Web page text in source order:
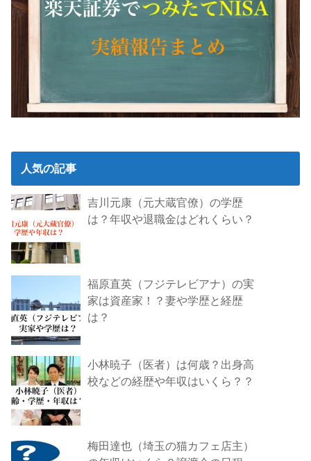
人気の記事
吉川元康（元大蔵官僚）の学歴
は？年収や退職金はどれくらい？
福原直英（フジテレビアナ）の実
家は資産家！？妻や学歴と経歴
は？
小林暁子（医者）は何歳？出身高
校などの経歴や年収はいくら？？
梅田達也（埼玉の猫カフェ店主）